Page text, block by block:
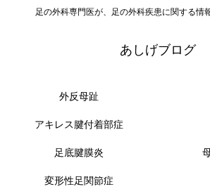
足の外科専門医が、足の外科疾患に関する情
あしげブログ
外反母趾
アキレス腱付着部症
足底腱膜炎
変形性足関節症